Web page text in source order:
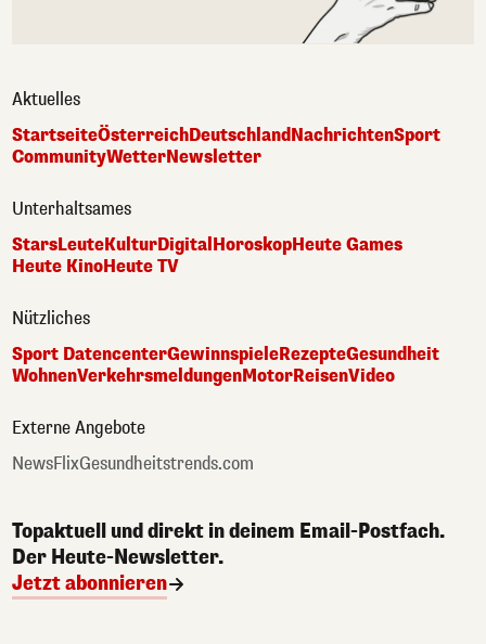
Aktuelles
StartseiteÖsterreichDeutschlandNachrichtenSport
CommunityWetterNewsletter
Unterhaltsames
StarsLeuteKulturDigitalHoroskopHeute Games
Heute KinoHeute TV
Nützliches
Sport DatencenterGewinnspieleRezepteGesundheit
WohnenVerkehrsmeldungenMotorReisenVideo
Externe Angebote
NewsFlixGesundheitstrends.com
Topaktuell und direkt in deinem Email-Postfach.
Der Heute-Newsletter.
Jetzt abonnieren